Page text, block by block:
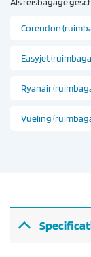
Als reisbagage
Corendon
Easyjet
Ryanair
Vueling